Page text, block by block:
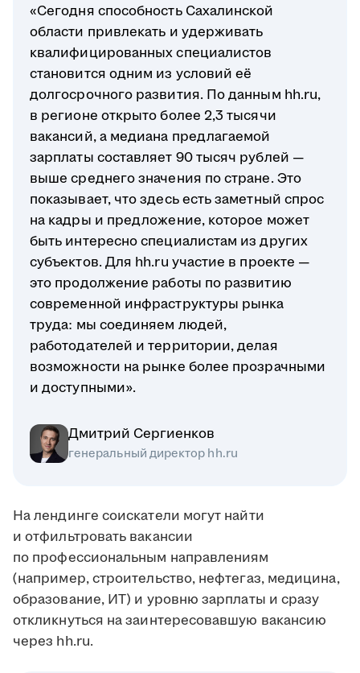
«Сегодня способность Сахалинской
области привлекать и удерживать
квалифицированных специалистов
становится одним из условий её
долгосрочного развития. По данным hh.ru,
в регионе открыто более 2,3 тысячи
вакансий, а медиана предлагаемой
зарплаты составляет 90 тысяч рублей —
выше среднего значения по стране. Это
показывает, что здесь есть заметный спрос
на кадры и предложение, которое может
быть интересно специалистам из других
субъектов. Для hh.ru участие в проекте —
это продолжение работы по развитию
современной инфраструктуры рынка
труда: мы соединяем людей,
работодателей и территории, делая
возможности на рынке более прозрачными
и доступными».
Дмитрий Сергиенков
генеральный директор hh.ru
На лендинге соискатели могут найти
и отфильтровать вакансии
по профессиональным направлениям
(например, строительство, нефтегаз, медицина,
образование, ИТ) и уровню зарплаты и сразу
откликнуться на заинтересовавшую вакансию
через hh.ru.